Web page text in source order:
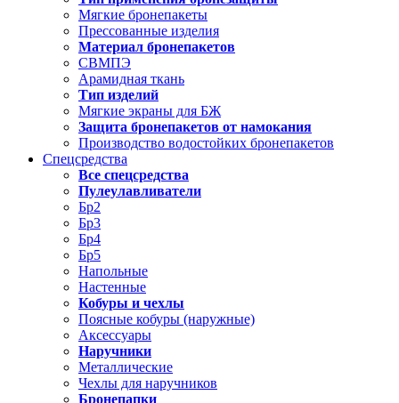
Мягкие бронепакеты
Прессованные изделия
Материал бронепакетов
СВМПЭ
Арамидная ткань
Тип изделий
Мягкие экраны для БЖ
Защита бронепакетов от намокания
Производство водостойких бронепакетов
Спецсредства
Все спецсредства
Пулеулавливатели
Бр2
Бр3
Бр4
Бр5
Напольные
Настенные
Кобуры и чехлы
Поясные кобуры (наружные)
Аксессуары
Наручники
Металлические
Чехлы для наручников
Бронепапки